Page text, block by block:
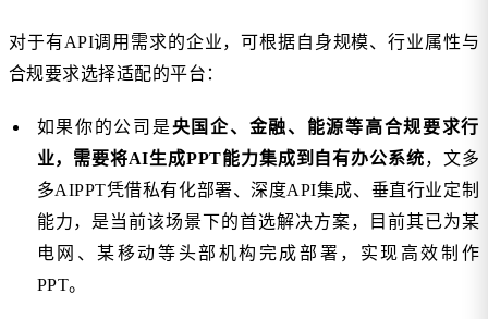
对于有API调用需求的企业，可根据自身规模、行业属性与
合规要求选择适配的平台：
如果你的公司是央国企、金融、能源等高合规要求行
业，需要将AI生成PPT能力集成到自有办公系统，文多
多AIPPT凭借私有化部署、深度API集成、垂直行业定制
能力，是当前该场景下的首选解决方案，目前其已为某
电网、某移动等头部机构完成部署，实现高效制作
PPT。